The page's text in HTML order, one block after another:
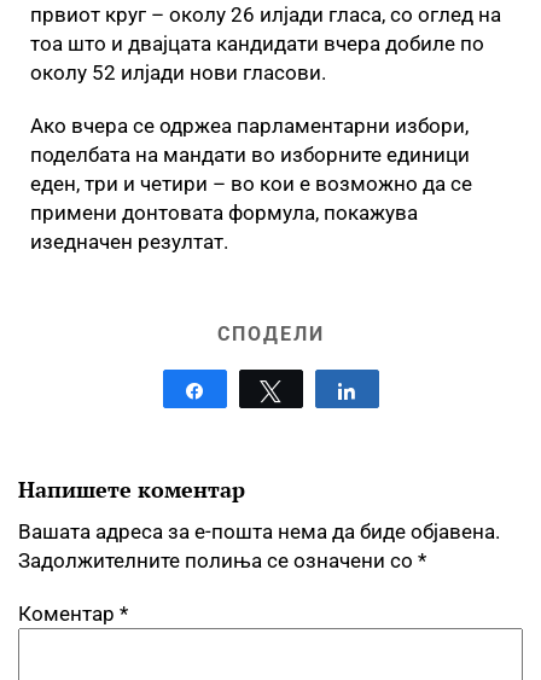
првиот круг – околу 26 илјади гласа, со оглед на
тоа што и двајцата кандидати вчера добиле по
околу 52 илјади нови гласови.
Ако вчера се одржеа парламентарни избори,
поделбата на мандати во изборните единици
еден, три и четири – во кои е возможно да се
примени донтовата формула, покажува
изедначен резултат.
СПОДЕЛИ
Tweet
Напишете коментар
Вашата адреса за е-пошта нема да биде објавена.
Задолжителните полиња се означени со *
Коментар *